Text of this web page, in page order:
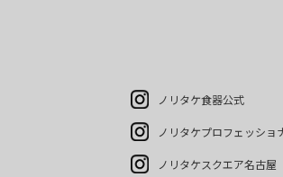
ノリタケ食器公式
ノリタケプロフェッショ
ノリタケスクエア名古屋